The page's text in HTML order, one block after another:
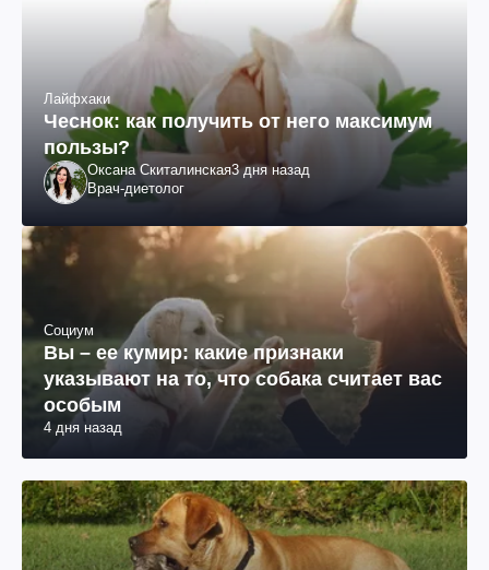
Лайфхаки
Чеснок: как получить от него максимум
пользы?
Оксана Скиталинская3 дня назад
Врач-диетолог
Социум
Вы – ее кумир: какие признаки
указывают на то, что собака считает вас
особым
4 дня назад